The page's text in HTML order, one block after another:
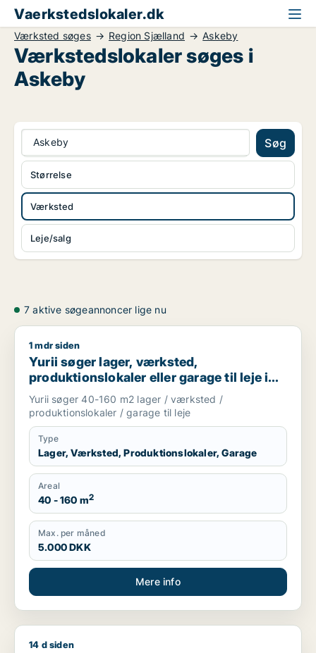
Vaerkstedslokaler.dk
Værksted søges Region Sjælland Askeby
Værkstedslokaler søges i
Askeby
Askeby Søg
Værksted
Leje/salg
Størrelse
7 aktive søgeannoncer lige nu
Yurii søger lager, værksted, produktionslokaler eller garage
1 mdr siden
Yurii søger lager, værksted,
produktionslokaler eller garage til leje i
Region Sjælland
Yurii søger 40-160 m2 lager / værksted /
produktionslokaler / garage til leje
Type
Lager, Værksted, Produktionslokaler, Garage
Areal
40 - 160 m2
Max. per måned
5.000 DKK
Mere info
Cicilie søger kontor, lager, værksted, butik,
14 d siden